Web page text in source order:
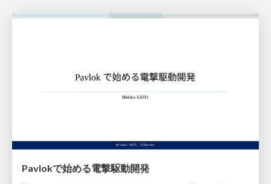
Pavlokで始める電撃駆動開発